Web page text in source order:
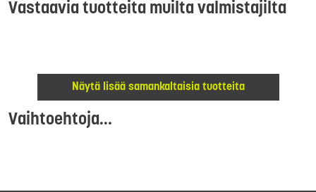
Vastaavia tuotteita muilta valmistajilta
Näytä lisää samankaltaisia tuotteita
Vaihtoehtoja...